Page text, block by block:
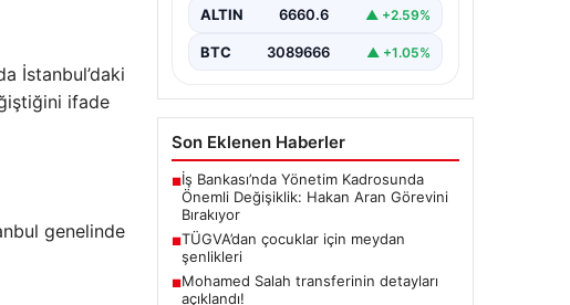
İstanbul’daki
ifade
genelinde
ALTIN 6660.6 ▲ +2.59%
BTC 3089666 ▲ +1.05%
Son Eklenen Haberler
■İş Bankası’nda Yönetim Kadrosunda
Önemli Değişiklik: Hakan Aran Görevini
Bırakıyor
■TÜGVA’dan çocuklar için meydan
şenlikleri
■Mohamed Salah transferinin detayları
açıklandı!